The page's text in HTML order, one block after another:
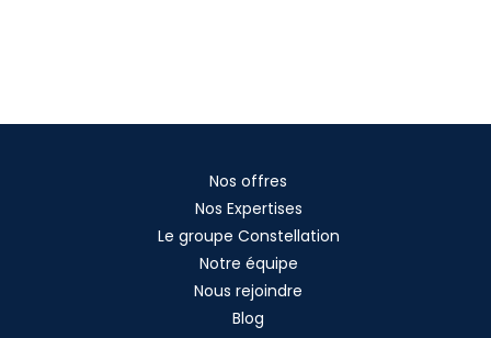
Nos offres
Nos Expertises
Le groupe Constellation
Notre équipe
Nous rejoindre
Blog